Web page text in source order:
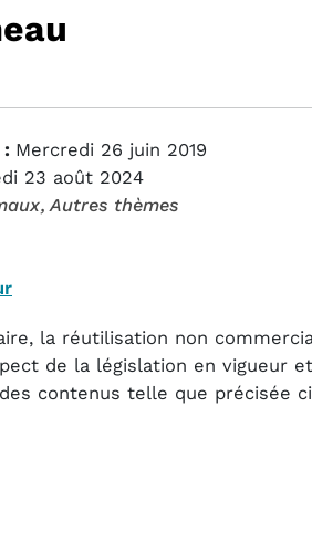
Mercredi 26 juin 2019
23 août 2024
, Autres thèmes
la réutilisation non
de la législation en vigueur
contenus telle que précisée